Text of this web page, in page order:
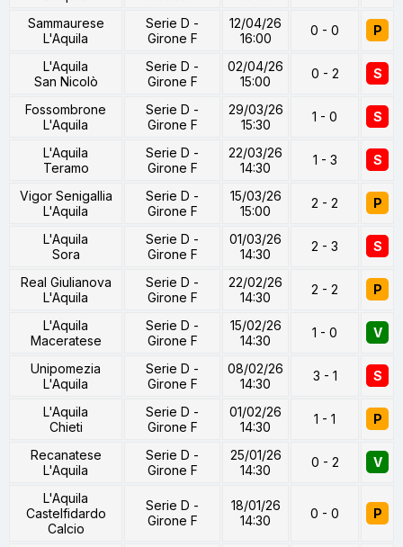
Sammaurese
L'Aquila
Serie D -
Girone F
12/04/26
16:00
0 - 0 P
L'Aquila
San Nicolò
Serie D -
Girone F
02/04/26
15:00
0 - 2 S
Fossombrone
L'Aquila
Serie D -
Girone F
29/03/26
15:30
1 - 0 S
L'Aquila
Teramo
Serie D -
Girone F
22/03/26
14:30
1 - 3 S
Vigor Senigallia
L'Aquila
Serie D -
Girone F
15/03/26
15:00
2 - 2 P
L'Aquila
Sora
Serie D -
Girone F
01/03/26
14:30
2 - 3 S
Real Giulianova
L'Aquila
Serie D -
Girone F
22/02/26
14:30
2 - 2 P
L'Aquila
Maceratese
Serie D -
Girone F
15/02/26
14:30
1 - 0 V
Unipomezia
L'Aquila
Serie D -
Girone F
08/02/26
14:30
3 - 1 S
L'Aquila
Chieti
Serie D -
Girone F
01/02/26
14:30
1 - 1 P
Recanatese
L'Aquila
Serie D -
Girone F
25/01/26
14:30
0 - 2 V
L'Aquila
Castelfidardo
Calcio
Serie D -
Girone F
18/01/26
14:30
0 - 0 P